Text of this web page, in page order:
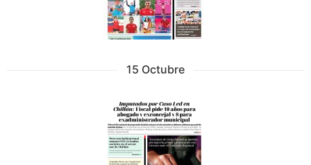
15 Octubre